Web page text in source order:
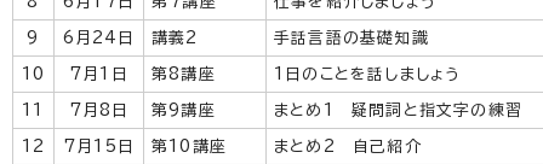
9 6月24日 講義2 手話言語の基礎知識
10 7月1日 第8講座 1日のことを話しましょう
11 7月8日 第9講座 まとめ1 疑問詞と指文字の練習
12 7月15日 第10講座 まとめ2 自己紹介